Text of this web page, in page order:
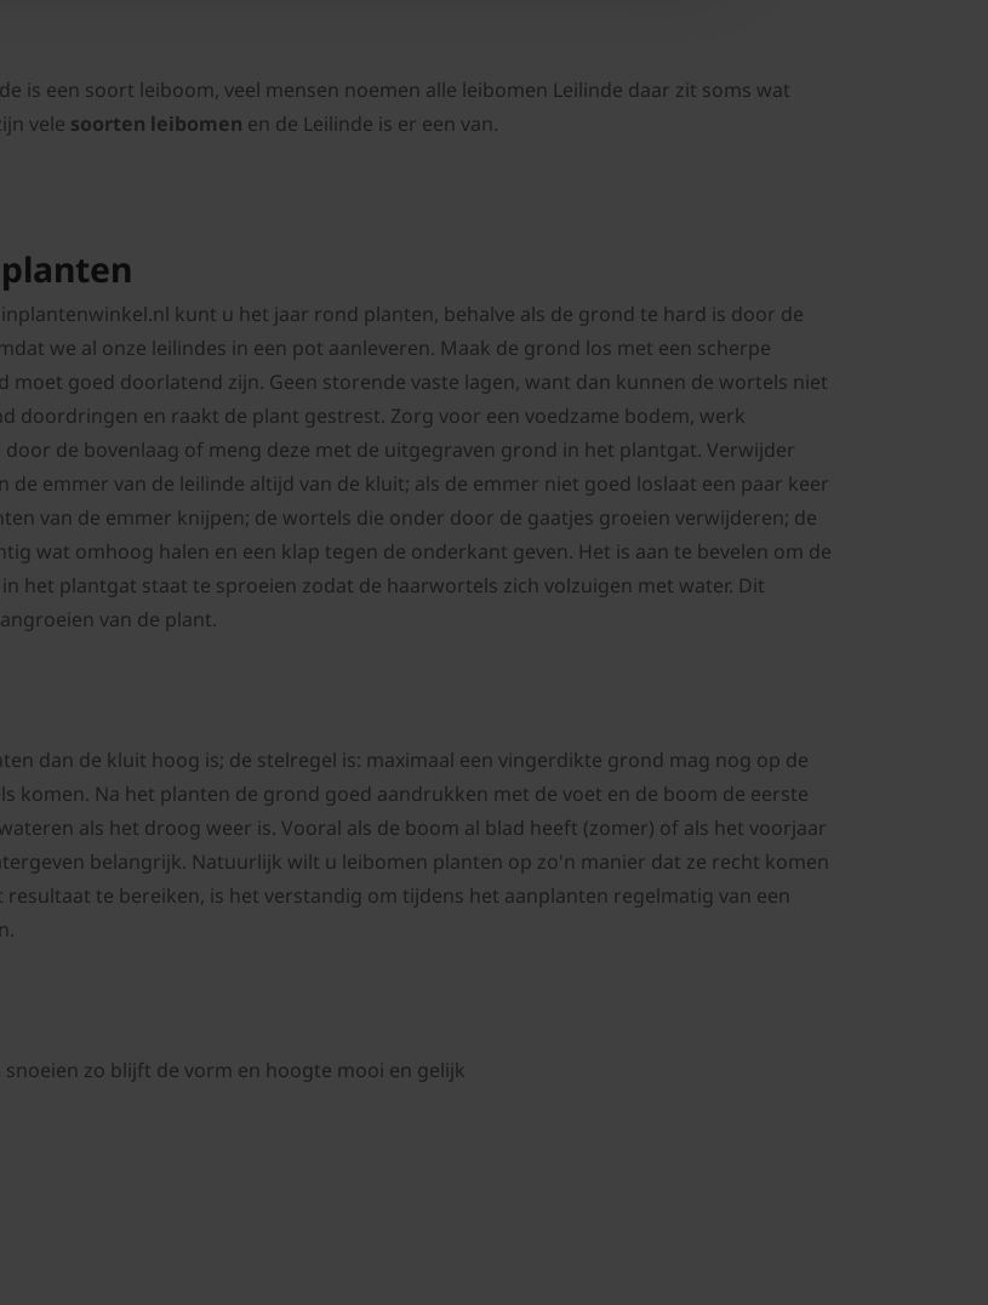
is een soort leiboom, veel mensen noemen alle leibomen Leilinde daar zit soms wat
vele soorten leibomen en de Leilinde is er een van.
kunt u het jaar rond planten, behalve als de grond te hard is door de
we al onze leilindes in een pot aanleveren. Maak de grond los met een scherpe
moet goed doorlatend zijn. Geen storende vaste lagen, want dan kunnen de wortels niet
doordringen en raakt de plant gestrest. Zorg voor een voedzame bodem, werk
door de bovenlaag of meng deze met de uitgegraven grond in het plantgat. Verwijder
de emmer van de leilinde altijd van de kluit; als de emmer niet goed loslaat een paar keer
van de emmer knijpen; de wortels die onder door de gaatjes groeien verwijderen; de
wat omhoog halen en een klap tegen de onderkant geven. Het is aan te bevelen om de
het plantgat staat te sproeien zodat de haarwortels zich volzuigen met water. Dit
van de plant.
dan de kluit hoog is; de stelregel is: maximaal een vingerdikte grond mag nog op de
komen. Na het planten de grond goed aandrukken met de voet en de boom de eerste
als het droog weer is. Vooral als de boom al blad heeft (zomer) of als het voorjaar
belangrijk. Natuurlijk wilt u leibomen planten op zo'n manier dat ze recht komen
resultaat te bereiken, is het verstandig om tijdens het aanplanten regelmatig van een